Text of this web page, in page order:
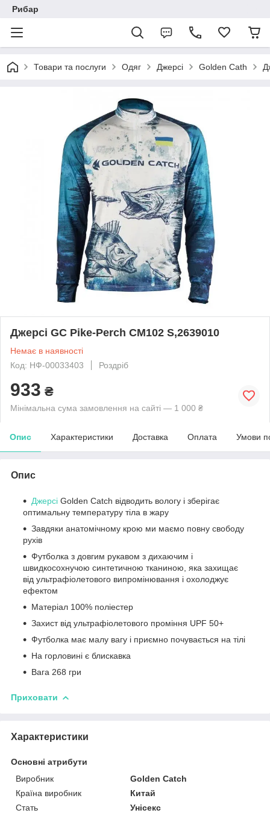
Рибар
Товари та послуги Одяг Джерсі Golden Cath
Джерсі GC Pike-Perch CM102 S,2639010
Немає в наявності
Код: НФ-00033403
Роздріб
933 ₴
Мінімальна сума замовлення на сайті — 1 000 ₴
Опис Характеристики Доставка Оплата Умови
Опис
Джерсі Golden Catch відводить вологу і зберігає
оптимальну температуру тіла в жару
Завдяки анатомічному крою ми маємо повну свободу
рухів
Футболка з довгим рукавом з дихаючим і
швидкосохнучою синтетичною тканиною, яка захищає
від ультрафіолетового випромінювання і охолоджує
ефектом
Матеріал 100% поліестер
Захист від ультрафіолетового проміння UPF 50+
Футболка має малу вагу і приємно почувається на тілі
На горловині є блискавка
Вага 268 гри
Приховати
Характеристики
Основні атрибути
Виробник
Golden Catch
Країна виробник
Китай
Стать
Унісекс